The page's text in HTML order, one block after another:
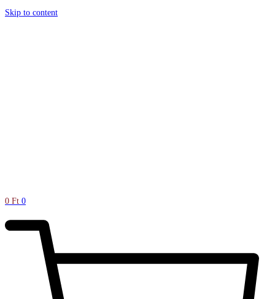
Skip to content
0 Ft 0